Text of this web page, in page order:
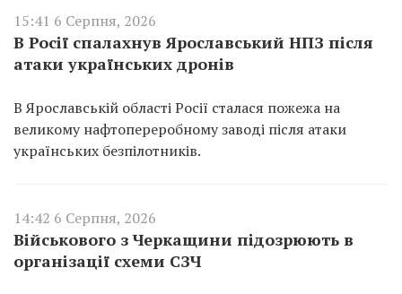
15:41 6 Серпня, 2026
В Росії спалахнув Ярославський НПЗ після
атаки українських дронів
В Ярославській області Росії сталася пожежа на
великому нафтопереробному заводі після атаки
українських безпілотників.
14:42 6 Серпня, 2026
Військового з Черкащини підозрюють в
організації схеми СЗЧ